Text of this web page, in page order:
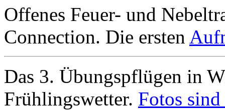
Offenes Feuer- und
Connection. Die ersten
Das 3. Übungspflügen in
Frühlingswetter. Fotos